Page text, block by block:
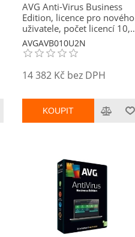
AVG Anti-Virus Business
Edition, licence pro nového
uživatele, počet licencí 10,
platnost 2 roky
AVGAVB010U2N
14 382 Kč bez DPH
KOUPIT